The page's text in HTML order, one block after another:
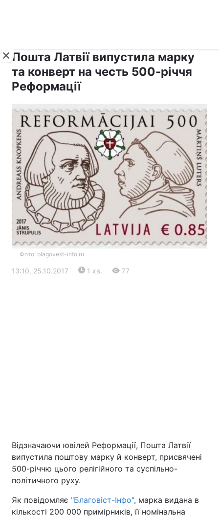
Київ Львів
Дніпро
Одеса
Пошта Латвії випустила марку
та конверт на честь 500-річчя
Реформації
Фото: blagovest-info.ru
13:10, 25.10.2017 1 хв. 77
Відзначаючи ювілей Реформації, Пошта Латвії
випустила поштову марку й конверт, присвячені
500-річчю цього релігійного та суспільно-
політичного руху.
Як повідомляє "Благовіст-Інфо", марка видана в
кількості 200 000 примірників, її номінальна